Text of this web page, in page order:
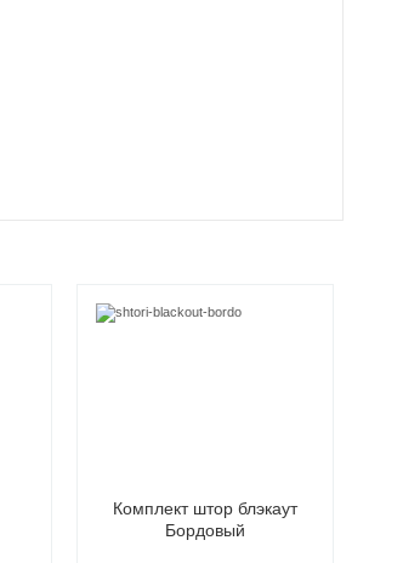
Комплект штор блэкаут
Бордовый